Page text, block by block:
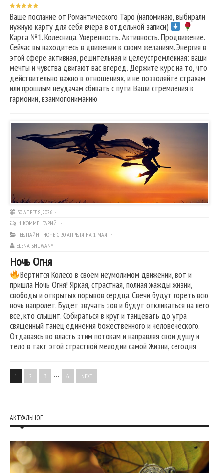
Ваше послание от Романтического Таро (напоминаю, выбирали
нужную карту для себя вчера в отдельной записи)
Карта №1. Колесница. Уверенность. Активность. Продвижение.
Сейчас вы находитесь в движении к своим желаниям. Энергия в
этой сфере активная, решительная и целеустремлённая: ваши
мечты и чувства двигают вас вперёд. Держите курс на то, что
действительно важно в отношениях, и не позволяйте страхам
или прошлым неудачам сбивать с пути. Ваши стремления к
гармонии, взаимопониманию
30 АПРЕЛЯ, 2026
1 КОММЕНТАРИЙ
БЕЛТАЙН - НОЧЬ С 30 АПРЕЛЯ НА 1 МАЯ
ELENA SHUWANY
Ночь Огня
Вертится Колесо в своём неумолимом движении, вот и
пришла Ночь Огня! Яркая, страстная, полная жажды жизни,
свободы и открытых порывов сердца. Свечи будут гореть всю
ночь напролет. Будет звучать зов и будут откликаться на него
все, кто слышит. Собираться в круг и танцевать до утра
священный танец единения божественного и человеческого.
Отдаваясь во власть этим потокам и направляя свои душу и
тело в такт этой страстной мелодии самой Жизни, сегодня
1 2 3 … 6 NEXT
АКТУАЛЬНОЕ